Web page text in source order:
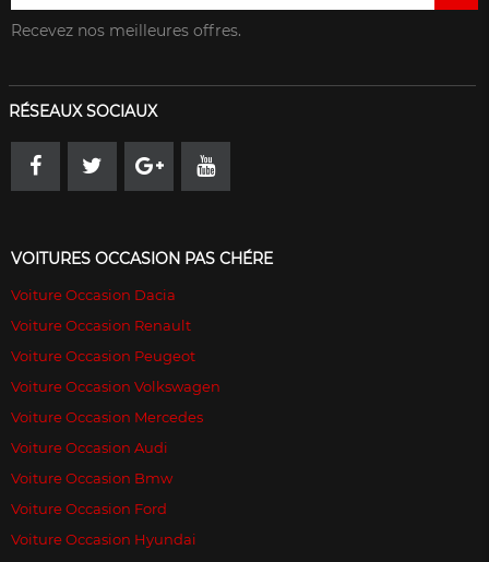
Recevez nos meilleures offres.
RÉSEAUX SOCIAUX
VOITURES OCCASION PAS CHÉRE
Voiture Occasion Dacia
Voiture Occasion Renault
Voiture Occasion Peugeot
Voiture Occasion Volkswagen
Voiture Occasion Mercedes
Voiture Occasion Audi
Voiture Occasion Bmw
Voiture Occasion Ford
Voiture Occasion Hyundai